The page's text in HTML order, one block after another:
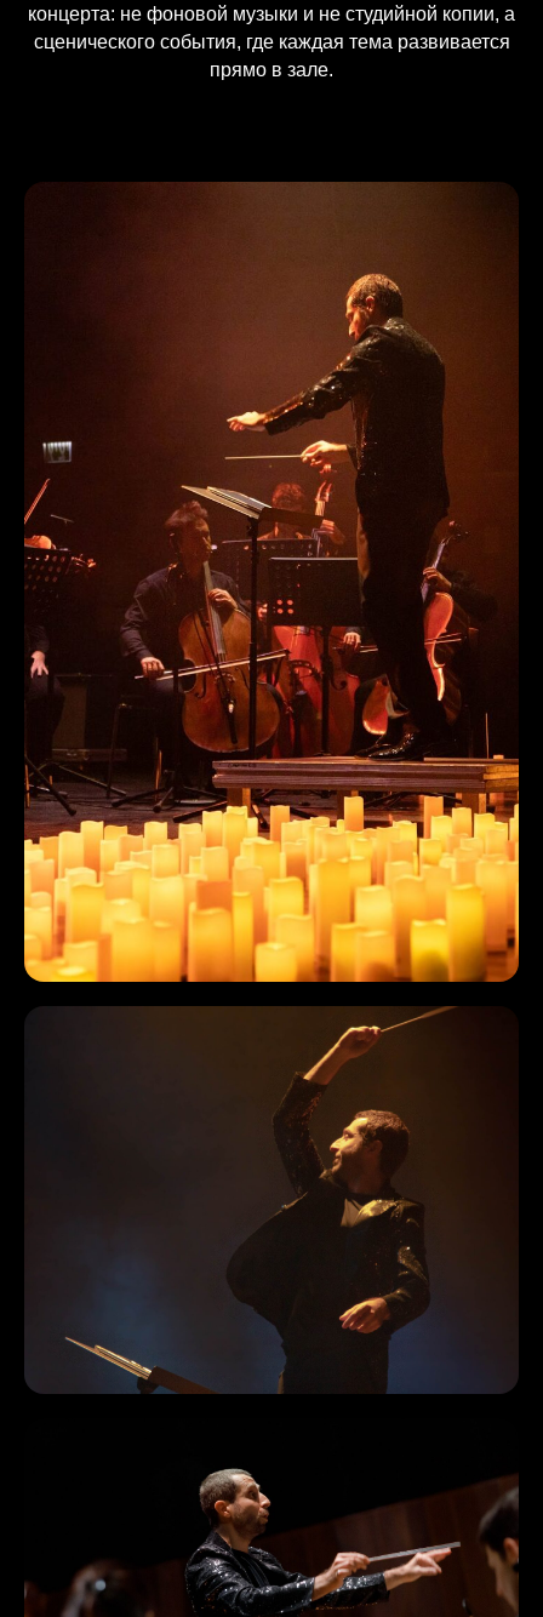
концерта: не фоновой музыки и не студийной копии, а
сценического события, где каждая тема развивается
прямо в зале.